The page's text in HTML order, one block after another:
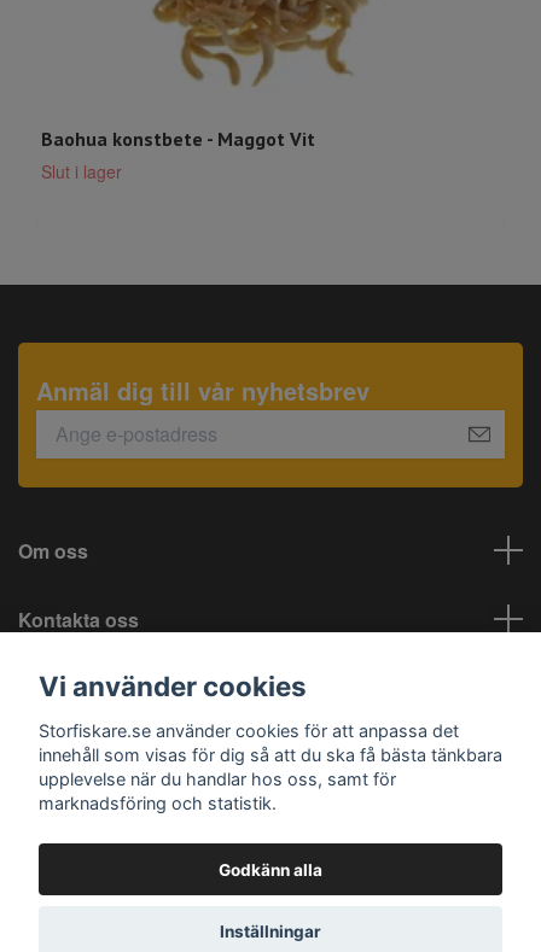
Baohua konstbete - Maggot Vit
Slut i lager
Anmäl dig till vår nyhetsbrev
Om oss
Kontakta oss
Information
Sociala medier
© 2026 Storfiskare.se
Vi använder cookies
Storfiskare.se använder cookies för att anpassa det
innehåll som visas för dig så att du ska få bästa tänkbara
upplevelse när du handlar hos oss, samt för
marknadsföring och statistik.
Godkänn alla
Inställningar